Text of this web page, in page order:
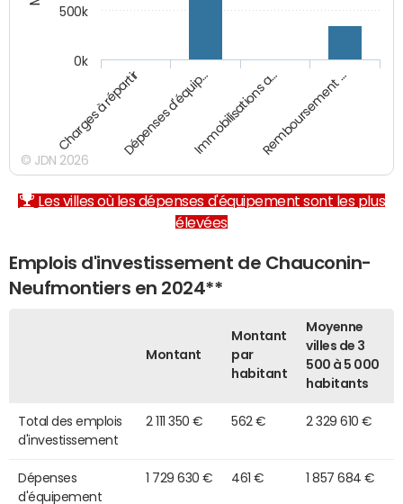
Charges à répartirDépenses d'équip…Immobilisations a…Remboursement …
0k
500k
© JDN 2026
Les villes où les dépenses d'équipement sont les plus
élevées
Emplois d'investissement de Chauconin-
Neufmontiers en 2024**
Montant
Montant
par
habitant
Moyenne
villes de 3
500 à 5 000
habitants
Total des emplois
d'investissement
2 111 350 € 562 € 2 329 610 €
Dépenses
d'équipement
1 729 630 € 461 € 1 857 684 €